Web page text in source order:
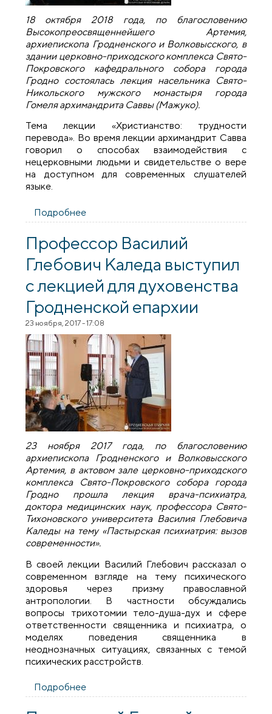
18 октября 2018 года, по благословению
Высокопреосвященнейшего Артемия,
архиепископа Гродненского и Волковысского, в
здании церковно-приходского комплекса Свято-
Покровского кафедрального собора города
Гродно состоялась лекция насельника Свято-
Никольского мужского монастыря города
Гомеля архимандрита Саввы (Мажуко).
Тема лекции «Христианство: трудности
перевода». Во время лекции архимандрит Савва
говорил о способах взаимодействия с
нецерковными людьми и свидетельстве о вере
на доступном для современных слушателей
языке.
Подробнее
архимандрита Саввы (Мажуко) на тему
«Христианство: трудности перевода»
Профессор Василий
Глебович Каледа выступил
с лекцией для духовенства
Гродненской епархии
23 ноября, 2017 - 17:08
23 ноября 2017 года, по благословению
архиепископа Гродненского и Волковысского
Артемия, в актовом зале церковно-приходского
комплекса Свято-Покровского собора города
Гродно прошла лекция врача-психиатра,
доктора медицинских наук, профессора Свято-
Тихоновского университета Василия Глебовича
Каледы на тему «Пастырская психиатрия: вызов
современности».
В своей лекции Василий Глебович рассказал о
современном взгляде на тему психического
здоровья через призму православной
антропологии. В частности обсуждались
вопросы трихотомии тело-душа-дух и сфере
ответственности священника и психиатра, о
моделях поведения священника в
неоднозначных ситуациях, связанных с темой
психических расстройств.
Подробнее
выступил с лекцией для духовенства
Гродненской епархии